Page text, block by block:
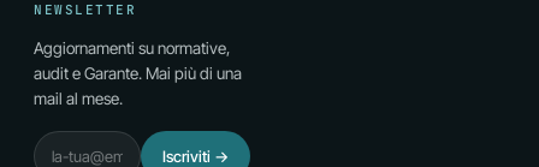
NEWSLETTER
Aggiornamenti su normative,
audit e Garante. Mai più di una
mail al mese.
Email
Iscriviti →